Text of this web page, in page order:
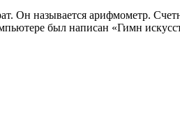
Он называется арифмометр.
был написан «Гимн